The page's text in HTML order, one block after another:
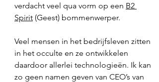
verdacht veel qua vorm op een B2
Spirit (Geest) bommenwerper.
Veel mensen in het bedrijfsleven zitten
in het occulte en ze ontwikkelen
daardoor allerlei technologieën. Ik kan
zo geen namen geven van CEO’s van